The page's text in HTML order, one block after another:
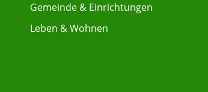
Gemeinde & Einrichtungen
Leben & Wohnen